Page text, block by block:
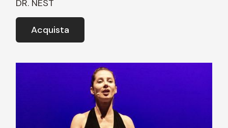
DR. NEST
Acquista